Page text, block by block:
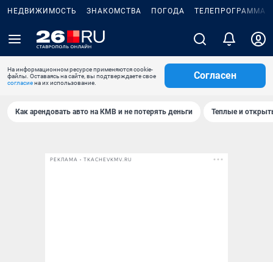
НЕДВИЖИМОСТЬ ЗНАКОМСТВА ПОГОДА ТЕЛЕПРОГРАММА
На информационном ресурсе применяются cookie-
файлы. Оставаясь на сайте, вы подтверждаете свое
согласиена их использование.
Согласен
Как арендовать авто на КМВ и не потерять деньги Теплые и
РЕКЛАМА • TKACHEVKMV.RU